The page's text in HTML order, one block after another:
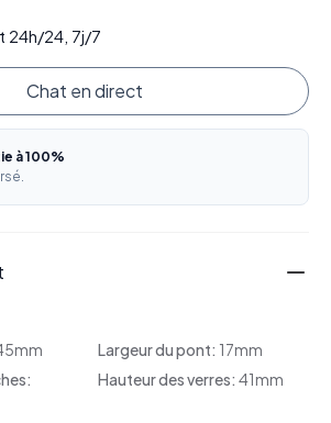
24h/24, 7j/7
Chat en direct
à 100%
Largeur du pont: 17mm
Hauteur des verres: 41mm